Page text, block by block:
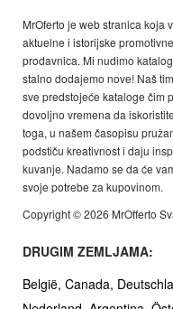
MrOferto je web stranica koja
aktuelne i istorijske
prodavnica. Mi nudimo
stalno dodajemo nove! Naš
sve predstojeće kataloge čim
dovoljno vremena da
toga, u našem časopisu
podstiču kreativnost i daju
kuvanje. Nadamo se da će
svoje potrebe za kupovinom.
Copyright © 2026 MrOfferto
DRUGIM ZEMLJAMA:
België, Canada,